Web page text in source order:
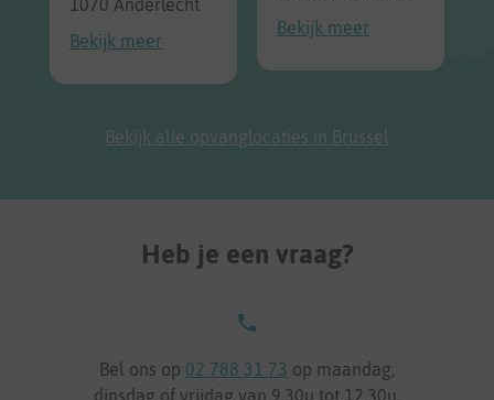
Bekijk meer
Bekijk meer
Bekijk alle opvanglocaties in Brussel
Heb je een vraag?
Bel ons op 02 788 31 73 op maandag,
dinsdag of vrijdag van 9.30u tot 12.30u.